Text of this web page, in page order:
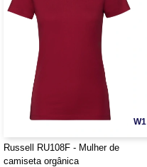
W1
Russell RU108F - Mulher de
camiseta orgânica